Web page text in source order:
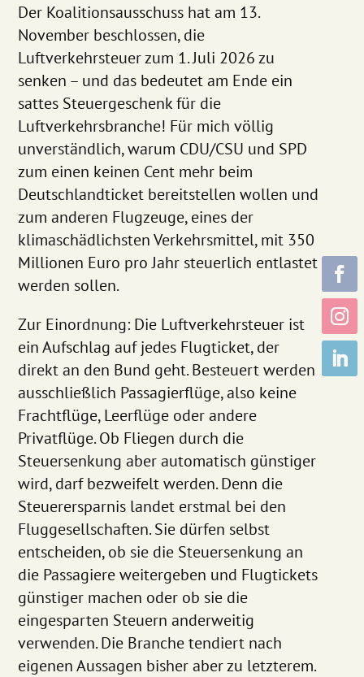
Der Koalitionsausschuss hat am 13.
November beschlossen, die
Luftverkehrsteuer zum 1. Juli 2026 zu
senken – und das bedeutet am Ende ein
sattes Steuergeschenk für die
Luftverkehrsbranche! Für mich völlig
unverständlich, warum CDU/CSU und SPD
zum einen keinen Cent mehr beim
Deutschlandticket bereitstellen wollen und
zum anderen Flugzeuge, eines der
klimaschädlichsten Verkehrsmittel, mit 350
Millionen Euro pro Jahr steuerlich entlastet
werden sollen.
Zur Einordnung: Die Luftverkehrsteuer ist
ein Aufschlag auf jedes Flugticket, der
direkt an den Bund geht. Besteuert werden
ausschließlich Passagierflüge, also keine
Frachtflüge, Leerflüge oder andere
Privatflüge. Ob Fliegen durch die
Steuersenkung aber automatisch günstiger
wird, darf bezweifelt werden. Denn die
Steuerersparnis landet erstmal bei den
Fluggesellschaften. Sie dürfen selbst
entscheiden, ob sie die Steuersenkung an
die Passagiere weitergeben und Flugtickets
günstiger machen oder ob sie die
eingesparten Steuern anderweitig
verwenden. Die Branche tendiert nach
eigenen Aussagen bisher aber zu letzterem.